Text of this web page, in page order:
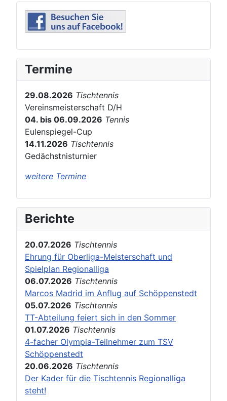
Termine
29.08.2026 Tischtennis
Vereinsmeisterschaft D/H
04. bis 06.09.2026 Tennis
Eulenspiegel-Cup
14.11.2026 Tischtennis
Gedächstnisturnier
weitere Termine
Berichte
20.07.2026 Tischtennis
Ehrung für Oberliga-Meisterschaft und
Spielplan Regionalliga
06.07.2026 Tischtennis
Marcos Madrid im Anflug auf Schöppenstedt
05.07.2026 Tischtennis
TT-Abteilung feiert sich in den Sommer
01.07.2026 Tischtennis
4-facher Olympia-Teilnehmer zum TSV
Schöppenstedt
20.06.2026 Tischtennis
Der Kader für die Tischtennis Regionalliga
steht!